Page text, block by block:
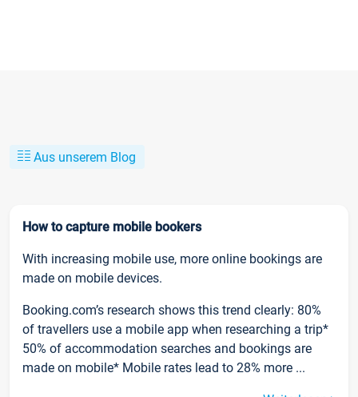
Aus unserem Blog
How to capture mobile bookers
With increasing mobile use, more online bookings are
made on mobile devices.
Booking.com’s research shows this trend clearly: 80%
of travellers use a mobile app when researching a trip*
50% of accommodation searches and bookings are
made on mobile* Mobile rates lead to 28% more ...